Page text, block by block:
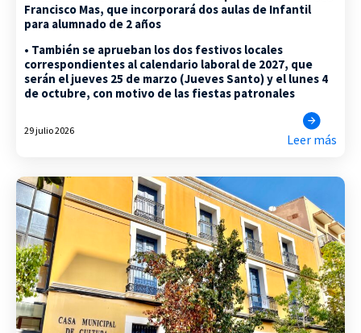
Francisco Mas, que incorporará dos aulas de Infantil
para alumnado de 2 años
• También se aprueban los dos festivos locales
correspondientes al calendario laboral de 2027, que
serán el jueves 25 de marzo (Jueves Santo) y el lunes 4
de octubre, con motivo de las fiestas patronales
29 julio 2026
Leer más